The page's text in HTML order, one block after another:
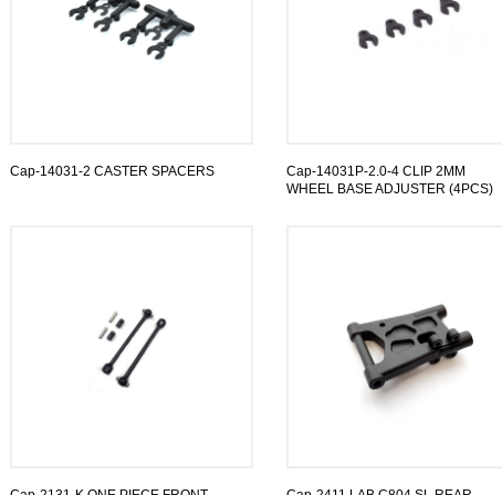
Cap-14031-2 CASTER SPACERS
Cap-14031P-2.0-4 CLIP 2MM
WHEEL BASE ADJUSTER (4PCS)